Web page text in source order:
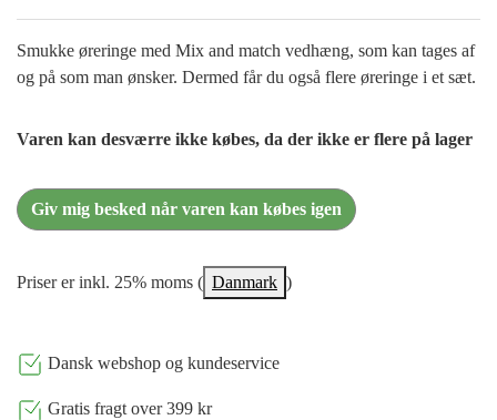
Gavekort
Smukke øreringe med Mix and match vedhæng, som kan tages af
og på som man ønsker. Dermed får du også flere øreringe i et sæt.
Varen kan desværre ikke købes, da der ikke er flere på lager
Giv mig besked når varen kan købes igen
Priser er inkl. 25% moms ( Danmark )
Dansk webshop og kundeservice
Gratis fragt over 399 kr